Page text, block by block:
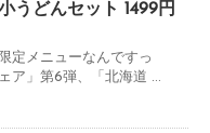
うどんセット 1499円
定メニューなんですっ
ア」第6弾、「北海道 ...